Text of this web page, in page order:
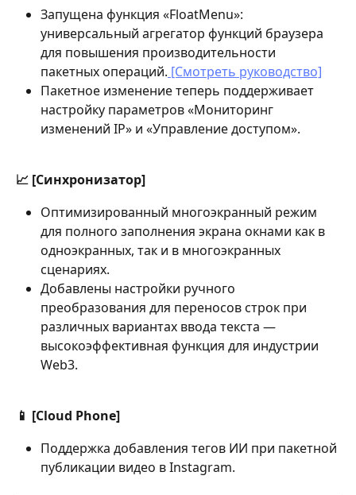
Запущена функция «FloatMenu»:
универсальный агрегатор функций браузера
для повышения производительности
пакетных операций. [Смотреть руководство]
Пакетное изменение теперь поддерживает
настройку параметров «Мониторинг
изменений IP» и «Управление доступом».
📈 [Синхронизатор]
Оптимизированный многоэкранный режим
для полного заполнения экрана окнами как в
одноэкранных, так и в многоэкранных
сценариях.
Добавлены настройки ручного
преобразования для переносов строк при
различных вариантах ввода текста —
высокоэффективная функция для индустрии
Web3.
📱 [Cloud Phone]
Поддержка добавления тегов ИИ при пакетной
публикации видео в Instagram.